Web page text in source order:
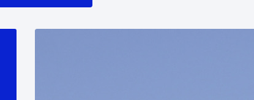
Gune publikoa, hondakinak eta ingurumena